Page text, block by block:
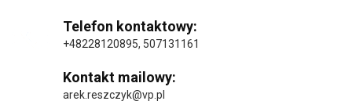
Telefon kontaktowy:
+48228120895, 507131161
Kontakt mailowy:
arek.reszczyk@vp.pl